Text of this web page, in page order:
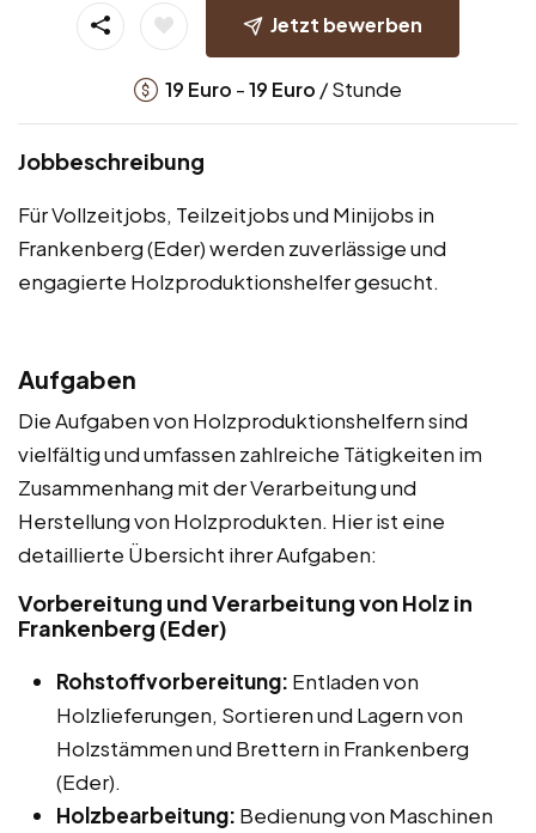
Jetzt bewerben
19 Euro -19 Euro / Stunde
Jobbeschreibung
Für Vollzeitjobs, Teilzeitjobs und Minijobs in
Frankenberg (Eder) werden zuverlässige und
engagierte Holzproduktionshelfer gesucht.
Aufgaben
Die Aufgaben von Holzproduktionshelfern sind
vielfältig und umfassen zahlreiche Tätigkeiten im
Zusammenhang mit der Verarbeitung und
Herstellung von Holzprodukten. Hier ist eine
detaillierte Übersicht ihrer Aufgaben:
Vorbereitung und Verarbeitung von Holz in
Frankenberg (Eder)
Rohstoffvorbereitung: Entladen von
Holzlieferungen, Sortieren und Lagern von
Holzstämmen und Brettern in Frankenberg
(Eder).
Holzbearbeitung: Bedienung von Maschinen